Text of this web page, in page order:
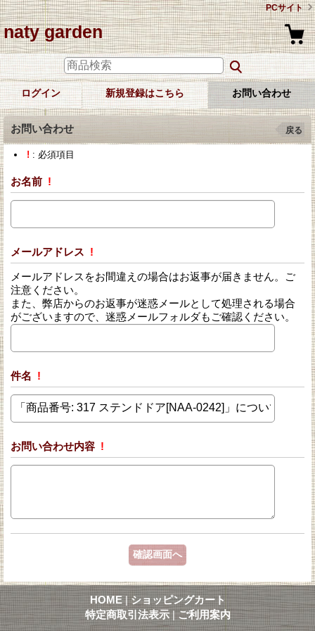
PCサイト
naty garden
ログイン 新規登録はこちら お問い合わせ
お問い合わせ 戻る
! : 必須項目
お名前 !
メールアドレス !
メールアドレスをお間違えの場合はお返事が届きません。ご
注意ください。
また、弊店からのお返事が迷惑メールとして処理される場合
がございますので、迷惑メールフォルダもご確認ください。
件名 !
お問い合わせ内容 !
HOME | ショッピングカート
特定商取引法表示 | ご利用案内